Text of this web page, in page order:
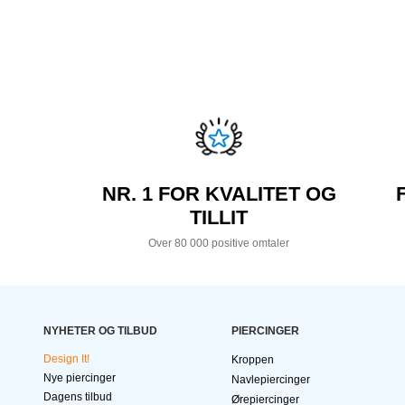
NR. 1 FOR KVALITET OG
TILLIT
Over 80 000 positive omtaler
NYHETER OG TILBUD
Design It!
Nye piercinger
Dagens tilbud
PIERCINGER
Kroppen
Navlepiercinger
Ørepiercinger